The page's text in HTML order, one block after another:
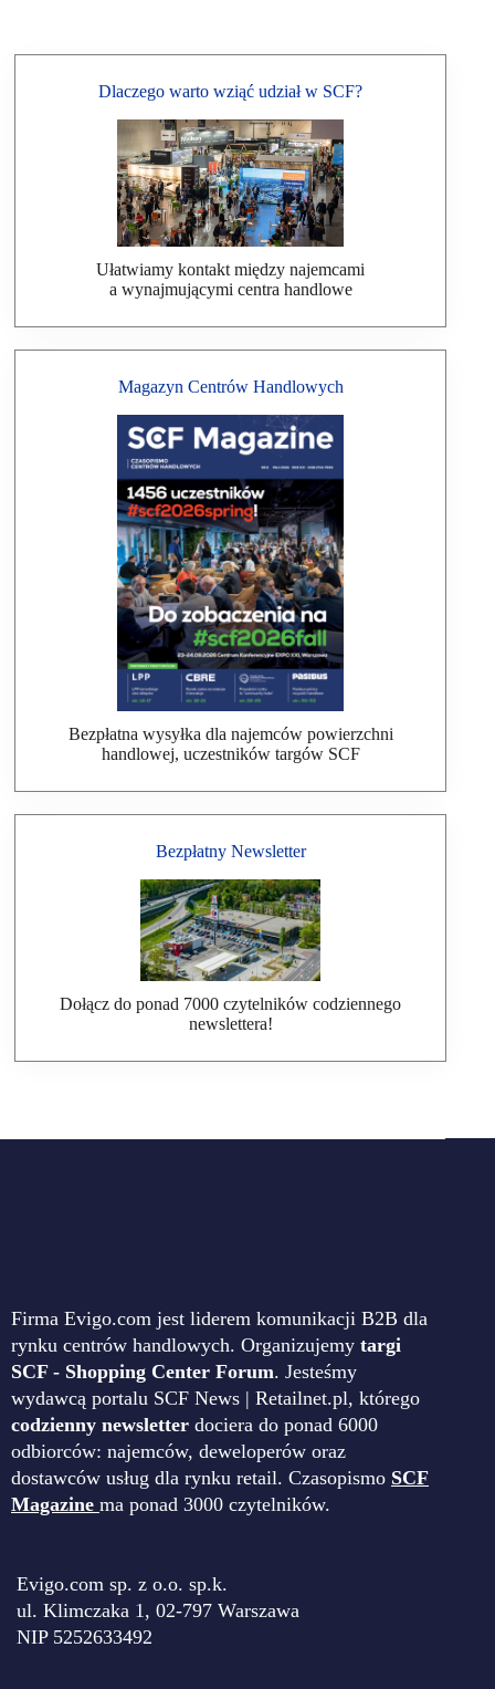
Dlaczego warto wziąć udział w SCF?
Ułatwiamy kontakt między najemcami
a wynajmującymi centra handlowe
Magazyn Centrów Handlowych
Bezpłatna wysyłka dla najemców powierzchni
handlowej, uczestników targów SCF
Bezpłatny Newsletter
Dołącz do ponad 7000 czytelników codziennego
newslettera!
Firma Evigo.com jest liderem komunikacji B2B dla
rynku centrów handlowych. Organizujemy targi
SCF - Shopping Center Forum. Jesteśmy
wydawcą portalu SCF News | Retailnet.pl, którego
codzienny newsletter dociera do ponad 6000
odbiorców: najemców, deweloperów oraz
dostawców usług dla rynku retail. Czasopismo SCF
Magazine ma ponad 3000 czytelników.
Evigo.com sp. z o.o. sp.k.
ul. Klimczaka 1, 02-797 Warszawa
NIP 5252633492